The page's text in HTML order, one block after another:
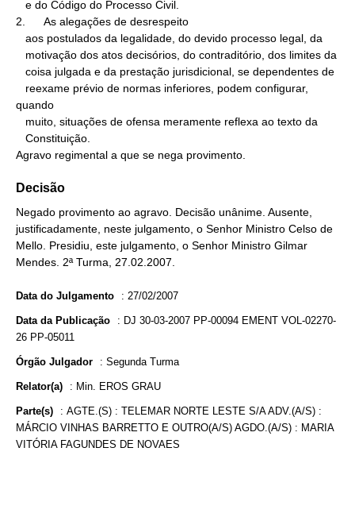
2.      As alegações de desrespeito
quando
Agravo regimental a que se nega provimento.
Decisão
Negado provimento ao agravo. Decisão unânime. Ausente,
justificadamente, neste julgamento, o Senhor Ministro Celso de
Mello. Presidiu, este julgamento, o Senhor Ministro Gilmar
Mendes. 2ª Turma, 27.02.2007.
Data do Julgamento : 27/02/2007
Data da Publicação : DJ 30-03-2007 PP-00094 EMENT VOL-02270-
26 PP-05011
Órgão Julgador : Segunda Turma
Relator(a) : Min. EROS GRAU
Parte(s) : AGTE.(S) : TELEMAR NORTE LESTE S/A ADV.(A/S) :
MÁRCIO VINHAS BARRETTO E OUTRO(A/S) AGDO.(A/S) : MARIA
VITÓRIA FAGUNDES DE NOVAES